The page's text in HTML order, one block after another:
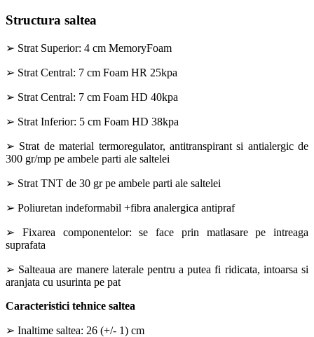
Structura saltea
➢ Strat Superior: 4 cm MemoryFoam
➢ Strat Central: 7 cm Foam HR 25kpa
➢ Strat Central: 7 cm Foam HD 40kpa
➢ Strat Inferior: 5 cm Foam HD 38kpa
➢ Strat de material termoregulator, antitranspirant si antialergic de
300 gr/mp pe ambele parti ale saltelei
➢ Strat TNT de 30 gr pe ambele parti ale saltelei
➢ Poliuretan indeformabil +fibra analergica antipraf
➢ Fixarea componentelor: se face prin matlasare pe intreaga
suprafata
➢ Salteaua are manere laterale pentru a putea fi ridicata, intoarsa si
aranjata cu usurinta pe pat
Caracteristici tehnice saltea
➢ Inaltime saltea: 26 (+/- 1) cm